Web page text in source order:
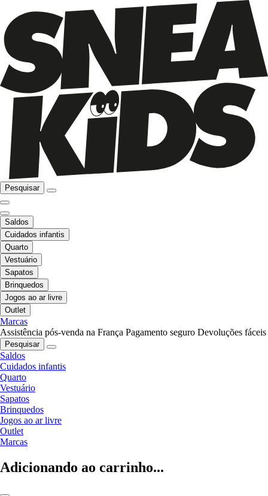
Pesquisar
Saldos
Cuidados infantis
Quarto
Vestuário
Sapatos
Brinquedos
Jogos ao ar livre
Outlet
Marcas
Assistência pós-venda na França Pagamento seguro Devoluções fáceis
Pesquisar
Saldos
Cuidados infantis
Quarto
Vestuário
Sapatos
Brinquedos
Jogos ao ar livre
Outlet
Marcas
Adicionando ao carrinho...